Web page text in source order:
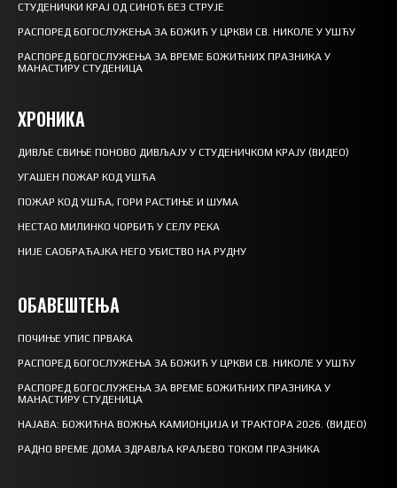
СТУДЕНИЧКИ КРАЈ ОД СИНОЋ БЕЗ СТРУЈЕ
РАСПОРЕД БОГОСЛУЖЕЊА ЗА БОЖИЋ У ЦРКВИ СВ. НИКОЛЕ У УШЋУ
РАСПОРЕД БОГОСЛУЖЕЊА ЗА ВРЕМЕ БОЖИЋНИХ ПРАЗНИКА У
МАНАСТИРУ СТУДЕНИЦА
ХРОНИКА
ДИВЉЕ СВИЊЕ ПОНОВО ДИВЉАЈУ У СТУДЕНИЧКОМ КРАЈУ (ВИДЕО)
УГАШЕН ПОЖАР КОД УШЋА
ПОЖАР КОД УШЋА, ГОРИ РАСТИЊЕ И ШУМА
НЕСТАО МИЛИНКО ЧОРБИЋ У СЕЛУ РЕКА
НИЈЕ САОБРАЋАЈКА НЕГО УБИСТВО НА РУДНУ
ОБАВЕШТЕЊА
ПОЧИЊЕ УПИС ПРВАКА
РАСПОРЕД БОГОСЛУЖЕЊА ЗА БОЖИЋ У ЦРКВИ СВ. НИКОЛЕ У УШЋУ
РАСПОРЕД БОГОСЛУЖЕЊА ЗА ВРЕМЕ БОЖИЋНИХ ПРАЗНИКА У
МАНАСТИРУ СТУДЕНИЦА
НАЈАВА: БОЖИЋНА ВОЖЊА КАМИОНЏИЈА И ТРАКТОРА 2026. (ВИДЕО)
РАДНО ВРЕМЕ ДОМА ЗДРАВЉА КРАЉЕВО ТОКОМ ПРАЗНИКА